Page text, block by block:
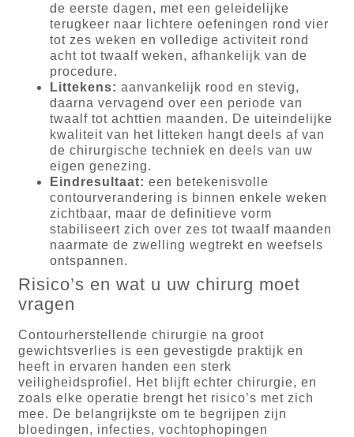
de eerste dagen, met een geleidelijke
terugkeer naar lichtere oefeningen rond vier
tot zes weken en volledige activiteit rond
acht tot twaalf weken, afhankelijk van de
procedure.
Littekens: aanvankelijk rood en stevig,
daarna vervagend over een periode van
twaalf tot achttien maanden. De uiteindelijke
kwaliteit van het litteken hangt deels af van
de chirurgische techniek en deels van uw
eigen genezing.
Eindresultaat: een betekenisvolle
contourverandering is binnen enkele weken
zichtbaar, maar de definitieve vorm
stabiliseert zich over zes tot twaalf maanden
naarmate de zwelling wegtrekt en weefsels
ontspannen.
Risico’s en wat u uw chirurg moet
vragen
Contourherstellende chirurgie na groot
gewichtsverlies is een gevestigde praktijk en
heeft in ervaren handen een sterk
veiligheidsprofiel. Het blijft echter chirurgie, en
zoals elke operatie brengt het risico’s met zich
mee. De belangrijkste om te begrijpen zijn
bloedingen, infecties, vochtophopingen